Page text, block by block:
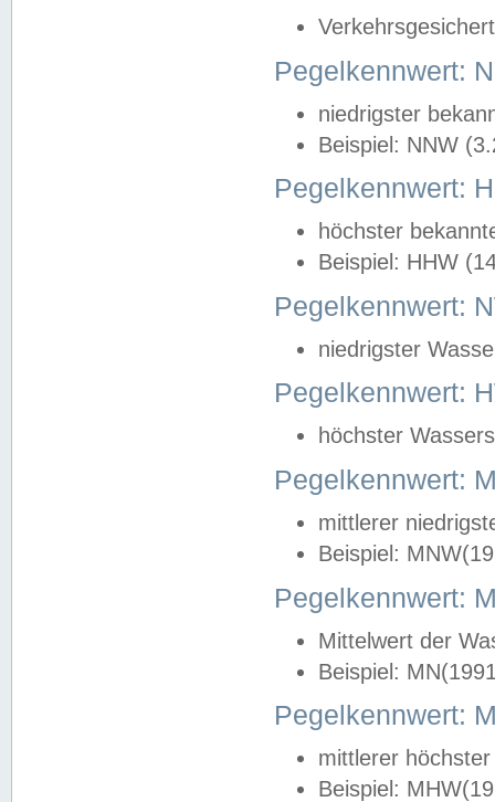
Pegelkennwert:
niedrigster
Beispiel: NNW
Pegelkennwert:
höchster
Beispiel: HHW
Pegelkennwert:
niedrigster
Pegelkennwert:
höchster
Pegelkennwert:
mittlerer
Beispiel:
Pegelkennwert:
Mittelwert der
Beispiel:
Pegelkennwert:
mittlerer
Beispiel: